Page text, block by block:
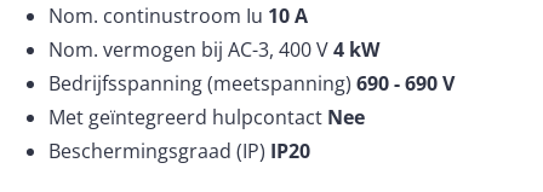
Nom. continustroom Iu 10A
Nom. vermogen bij AC-3, 400 V4 kW
Bedrijfsspanning (meetspanning) 690 - 690V
Met geïntegreerd hulpcontact Nee
Beschermingsgraad (IP) IP20